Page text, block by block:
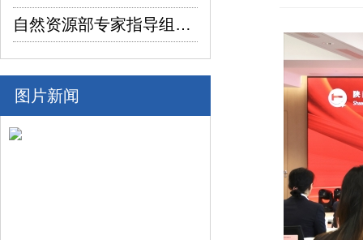
自然资源部专家指导组深入陕西省镇坪县红阳萤石矿普查项目调研指导工作
图片新闻